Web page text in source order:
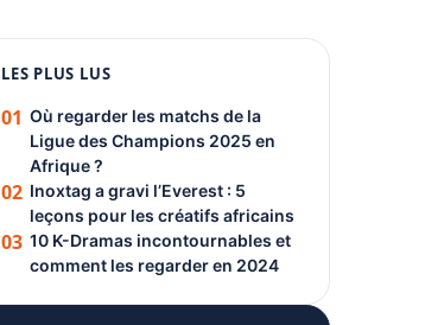
PUBLICITÉ
LES PLUS LUS
01 Où regarder les matchs de la
Ligue des Champions 2025 en
Afrique ?
02 Inoxtag a gravi l’Everest : 5
leçons pour les créatifs africains
03 10 K-Dramas incontournables et
comment les regarder en 2024